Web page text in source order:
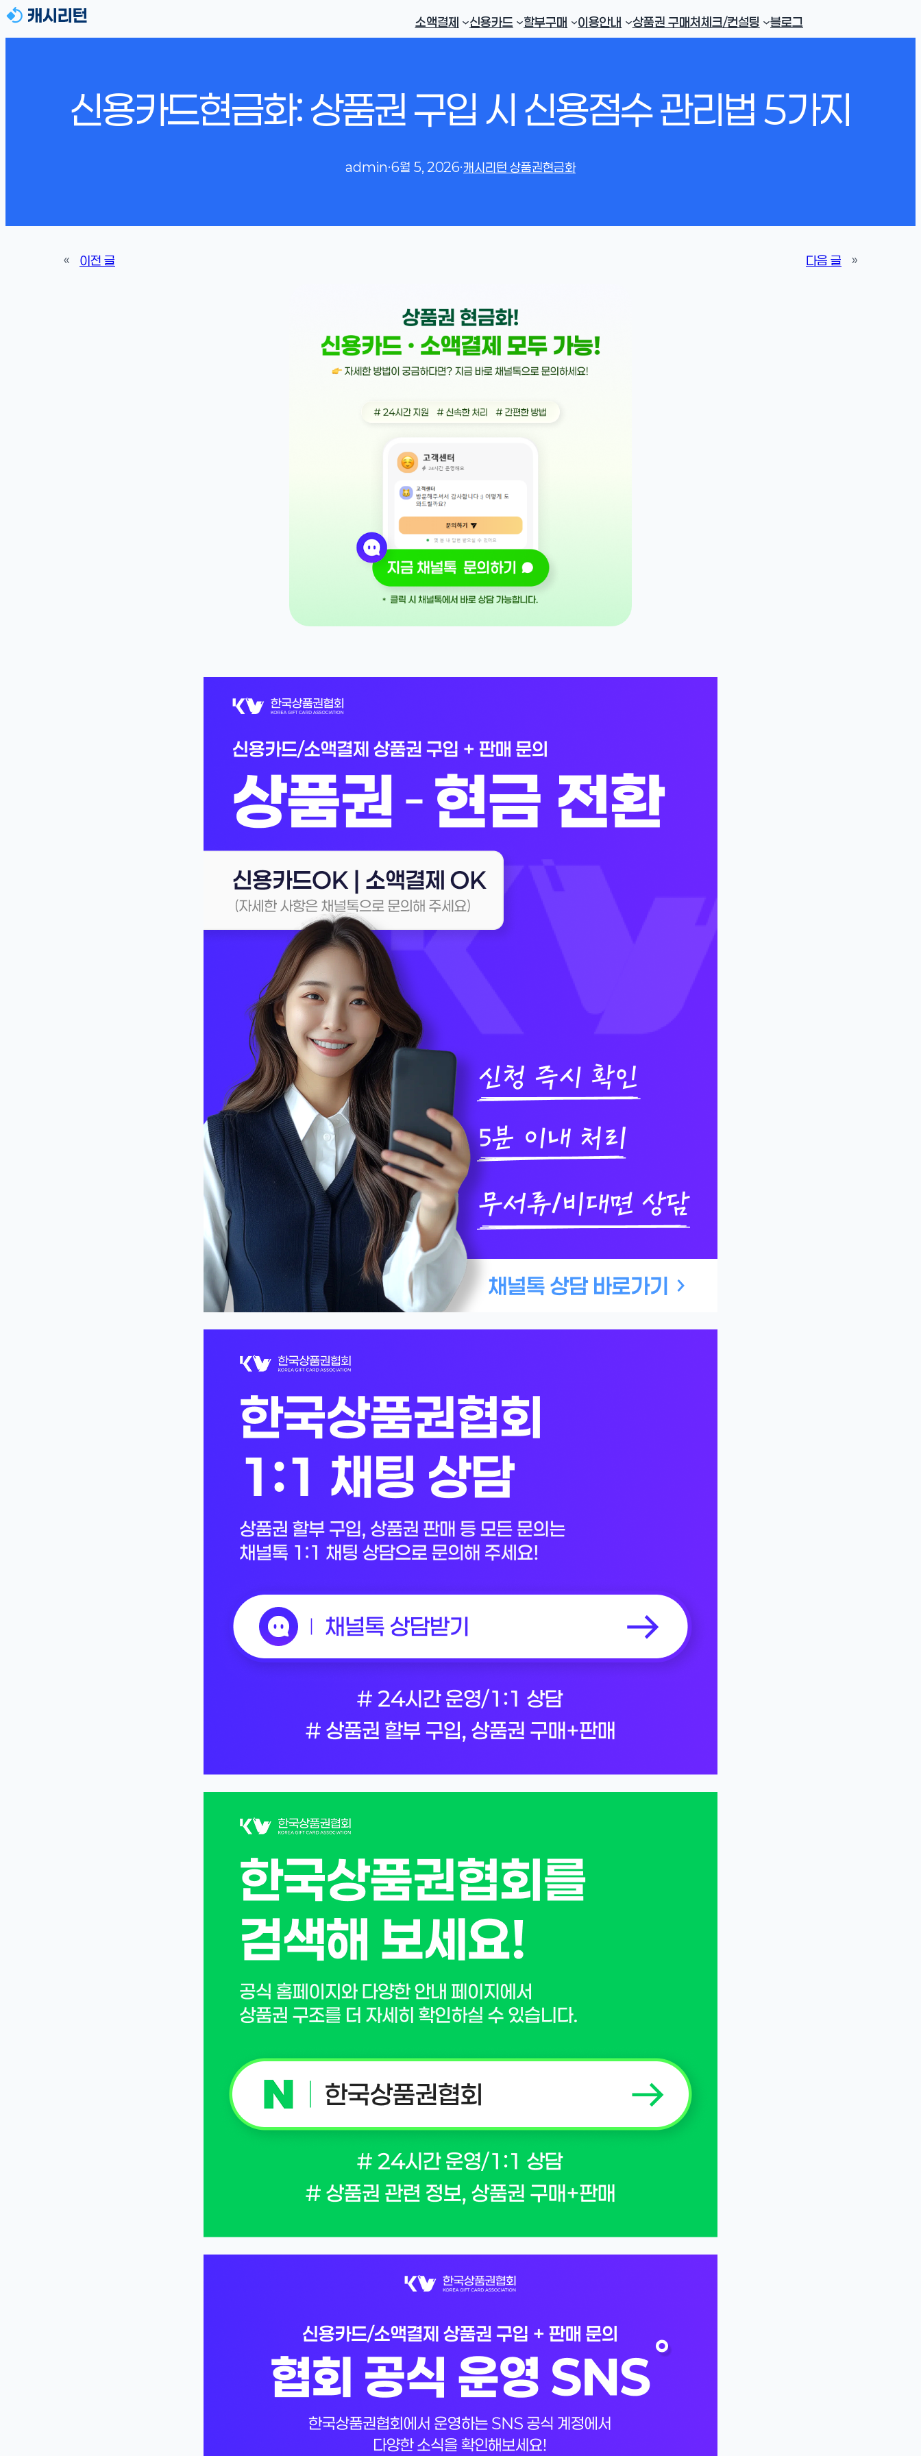
소액결제 신용카드 할부구매 이용안내 상품권 구매처체크/컨설팅 블로그
신용카드현금화: 상품권 구입 시 신용점수 관리법 5가지
admin·6월 5, 2026·캐시리턴 상품권현금화
« 이전 글 다음 글 »